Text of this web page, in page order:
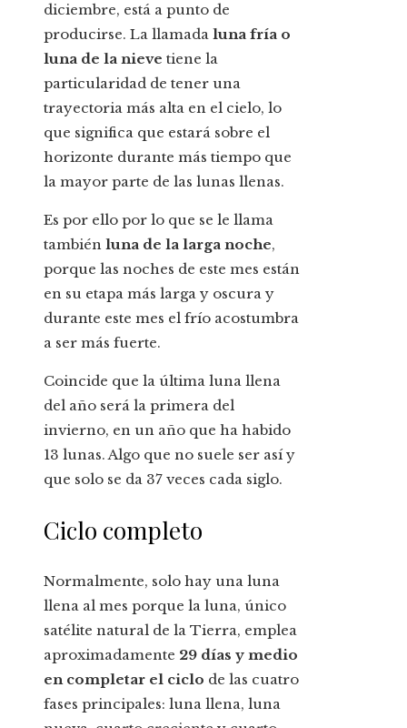
diciembre, está a punto de
producirse. La llamada luna fría o
luna de la nieve tiene la
particularidad de tener una
trayectoria más alta en el cielo, lo
que significa que estará sobre el
horizonte durante más tiempo que
la mayor parte de las lunas llenas.
Es por ello por lo que se le llama
también luna de la larga noche,
porque las noches de este mes están
en su etapa más larga y oscura y
durante este mes el frío acostumbra
a ser más fuerte.
Coincide que la última luna llena
del año será la primera del
invierno, en un año que ha habido
13 lunas. Algo que no suele ser así y
que solo se da 37 veces cada siglo.
Ciclo completo
Normalmente, solo hay una luna
llena al mes porque la luna, único
satélite natural de la Tierra, emplea
aproximadamente 29 días y medio
en completar el ciclo de las cuatro
fases principales: luna llena, luna